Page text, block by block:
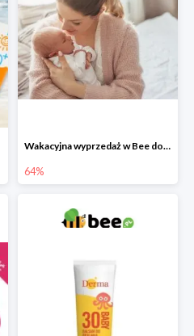
Wakacyjna wyprzedaż w Bee do -64%
64%